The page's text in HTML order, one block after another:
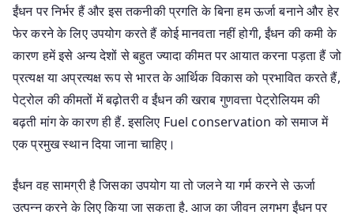
ईंधन पर निर्भर हैं और इस तकनीकी प्रगति के बिना हम ऊर्जा बनाने और हेर
फेर करने के लिए उपयोग करते हैं कोई मानवता नहीं होगी, ईंधन की कमी के
कारण हमें इसे अन्य देशों से बहुत ज्यादा कीमत पर आयात करना पड़ता हैं जो
प्रत्यक्ष या अप्रत्यक्ष रूप से भारत के आर्थिक विकास को प्रभावित करते हैं,
पेट्रोल की कीमतों में बढ़ोतरी व ईंधन की खराब गुणवत्ता पेट्रोलियम की
बढ़ती मांग के कारण ही हैं. इसलिए Fuel conservation को समाज में
एक प्रमुख स्थान दिया जाना चाहिए।
ईंधन वह सामग्री है जिसका उपयोग या तो जलने या गर्म करने से ऊर्जा
उत्पन्न करने के लिए किया जा सकता है. आज का जीवन लगभग ईंधन पर